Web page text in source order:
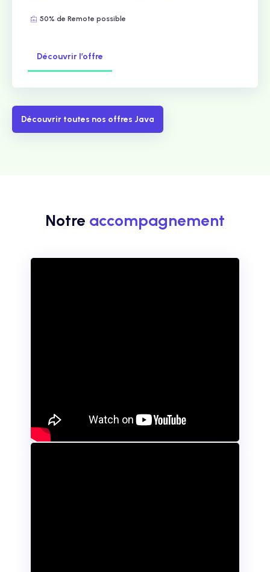
50% de Remote possible
Découvrir l’offre
Découvrir toutes nos offres Java
Notre accompagnement